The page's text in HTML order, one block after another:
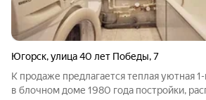
Югорск,улица 40 лет Победы,7
К продаже предлагается теплая уютная
в блочном доме 1980 года постройки,